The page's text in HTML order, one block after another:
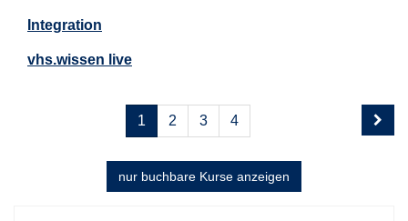
Integration
vhs.wissen live
Seiten
blättern
1 2 3 4
nur buchbare Kurse anzeigen